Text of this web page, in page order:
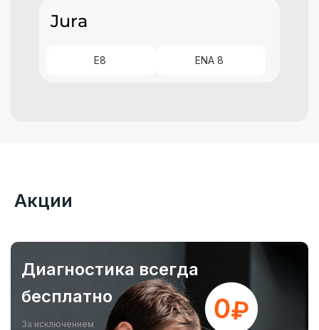
Jura
E8 ENA 8
Акции
Диагностика всегда
бесплатно
За исключением